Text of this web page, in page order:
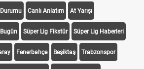
Canlı Anlatım At Yarışı
Süper Lig Fikstür Süper Lig Haberleri
Fenerbahçe Beşiktaş Trabzonspor